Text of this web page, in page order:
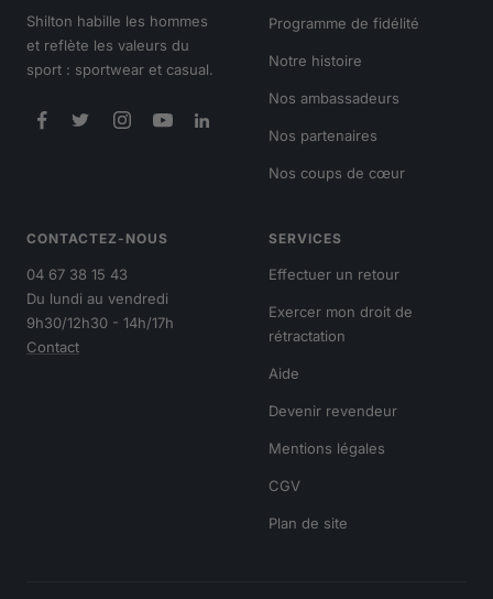
Shilton habille les hommes
et reflète les valeurs du
sport : sportwear et casual.
Programme de fidélité
Notre histoire
Nos ambassadeurs
Nos partenaires
Nos coups de cœur
CONTACTEZ-NOUS
04 67 38 15 43
Du lundi au vendredi
9h30/12h30 - 14h/17h
Contact
SERVICES
Effectuer un retour
Exercer mon droit de
rétractation
Aide
Devenir revendeur
Mentions légales
CGV
Plan de site